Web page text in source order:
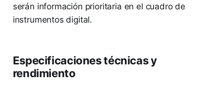
serán información prioritaria en el cuadro de
instrumentos digital.
Especificaciones técnicas y
rendimiento